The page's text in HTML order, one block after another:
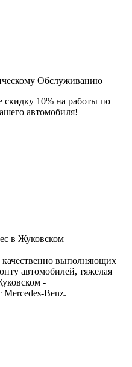
Обслуживанию
скидку 10% на работы по
автомобиля!
в Жуковском
качественно выполняющих
автомобилей, тяжелая
-
Benz.